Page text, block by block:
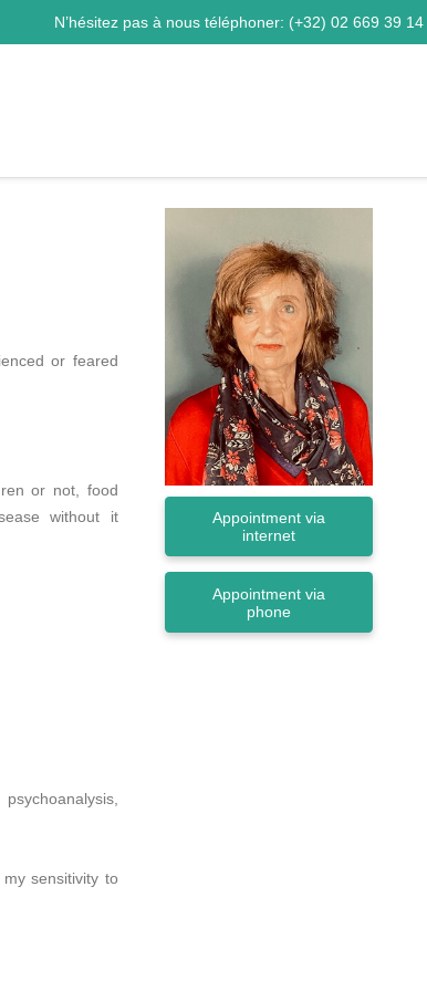
N’hésitez pas à nous téléphoner: (+32) 02 669 39 14
or feared
or not, food
without it
sensitivity to
Appointment via
internet
Appointment via
phone